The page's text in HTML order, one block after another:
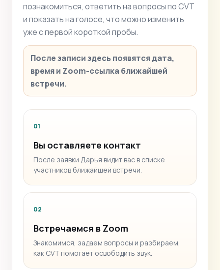
познакомиться, ответить на вопросы по CVT
и показать на голосе, что можно изменить
уже с первой короткой пробы.
После записи здесь появятся дата,
время и Zoom-ссылка ближайшей
встречи.
01
Вы оставляете контакт
После заявки Дарья видит вас в списке
участников ближайшей встречи.
02
Встречаемся в Zoom
Знакомимся, задаем вопросы и разбираем,
как CVT помогает освободить звук.